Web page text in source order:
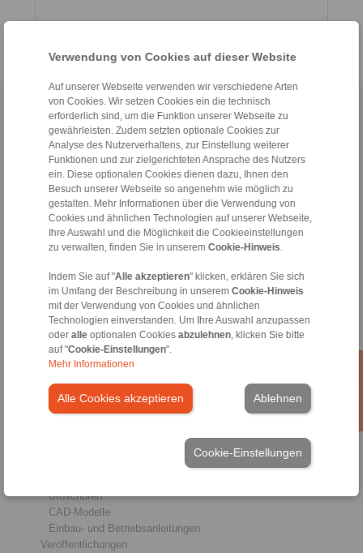
Verwendung von Cookies auf dieser Website
Auf unserer Webseite verwenden wir verschiedene Arten
von Cookies. Wir setzen Cookies ein die technisch
erforderlich sind, um die Funktion unserer Webseite zu
gewährleisten. Zudem setzten optionale Cookies zur
Analyse des Nutzerverhaltens, zur Einstellung weiterer
Funktionen und zur zielgerichteten Ansprache des Nutzers
ein. Diese optionalen Cookies dienen dazu, Ihnen den
Besuch unserer Webseite so angenehm wie möglich zu
gestalten. Mehr Informationen über die Verwendung von
Cookies und ähnlichen Technologien auf unserer Webseite,
Ihre Auswahl und die Möglichkeit die Cookieeinstellungen
zu verwalten, finden Sie in unserem Cookie-Hinweis
Indem Sie auf "Alle akzeptieren" klicken, erklären Sie sich
im Umfang der Beschreibung in unserem Cookie-Hinweis
mit der Verwendung von Cookies und ähnlichen
Technologien einverstanden. Um Ihre Auswahl anzupassen
oder alleoptionalen Cookies abzulehnen, klicken Sie bitte
auf "Cookie-Einstellungen".
Mehr Informationen
Alle Cookies akzeptieren Ablehnen
Cookie-Einstellungen
Allgemeine Verkaufsbedingungen|Hinweisgeberplattform
Freiläufe
Bremsen
Welle-Nabe-Verbindungen
Schwerlastkupplungen
Industriekupplungen
Präzisionskupplungen
Präzisions-Spannzeuge
RCS® Fernbetätigungen
Branchen
Broschüren
CAD-Modelle
Einbau- und Betriebsanleitungen
Veröffentlichungen